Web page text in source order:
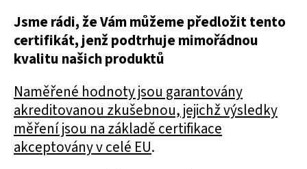
Jsme rádi, že Vám můžeme předložit tento
certifikát, jenž podtrhuje mimořádnou
kvalitu našich produktů
Naměřené hodnoty jsou garantovány
akreditovanou zkušebnou, jejichž výsledky
měření jsou na základě certifikace
akceptovány v celé EU.